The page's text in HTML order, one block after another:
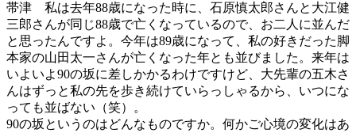
帯津 私は去年88歳になった時に、石原慎太郎さんと大江健
三郎さんが同じ88歳で亡くなっているので、お二人に並んだ
と思ったんですよ。今年は89歳になって、私の好きだった脚
本家の山田太一さんが亡くなった年とも並びました。来年は
いよいよ90の坂に差しかかるわけですけど、大先輩の五木さ
んはずっと私の先を歩き続けていらっしゃるから、いつにな
っても並ばない（笑）。
90の坂というのはどんなものですか。何かご心境の変化はあ